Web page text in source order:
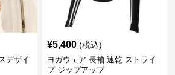
デザイ
¥5,400 (税込)
ヨガウェア 長袖 速乾 ストライ
プ ジップアップ